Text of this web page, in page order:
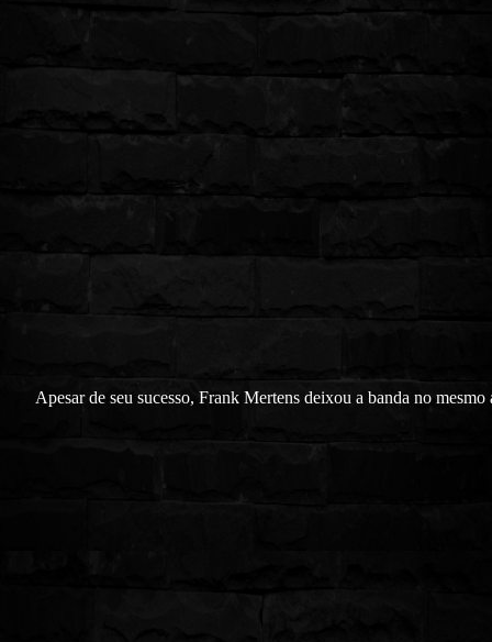
Apesar de seu sucesso, Frank Mertens deixou a banda no mesmo